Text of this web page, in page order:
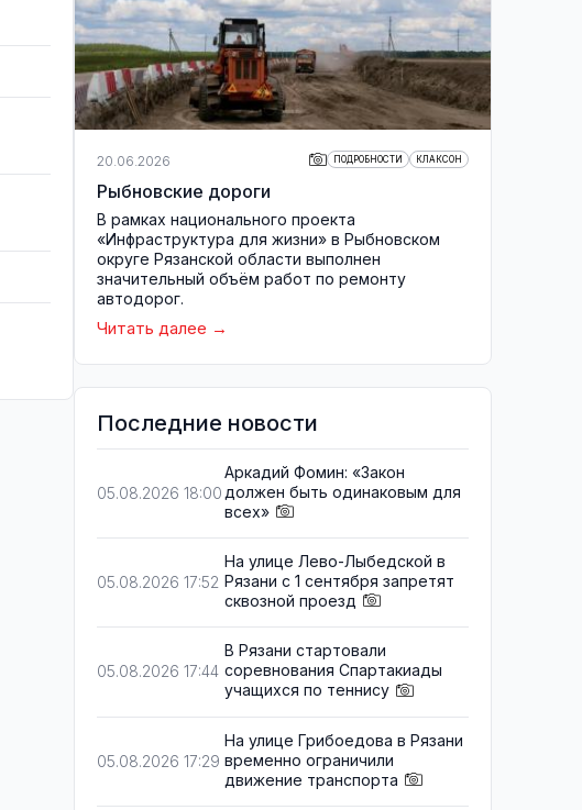
20.06.2026 ПОДРОБНОСТИ КЛАКСОН
Рыбновские дороги
В рамках национального проекта
«Инфраструктура для жизни» в Рыбновском
округе Рязанской области выполнен
значительный объём работ по ремонту
автодорог.
Читать далее
Последние новости
05.08.2026 18:00
Аркадий Фомин: «Закон
должен быть одинаковым для
всех»
05.08.2026 17:52
На улице Лево-Лыбедской в
Рязани с 1 сентября запретят
сквозной проезд
05.08.2026 17:44
В Рязани стартовали
соревнования Спартакиады
учащихся по теннису
05.08.2026 17:29
На улице Грибоедова в Рязани
временно ограничили
движение транспорта